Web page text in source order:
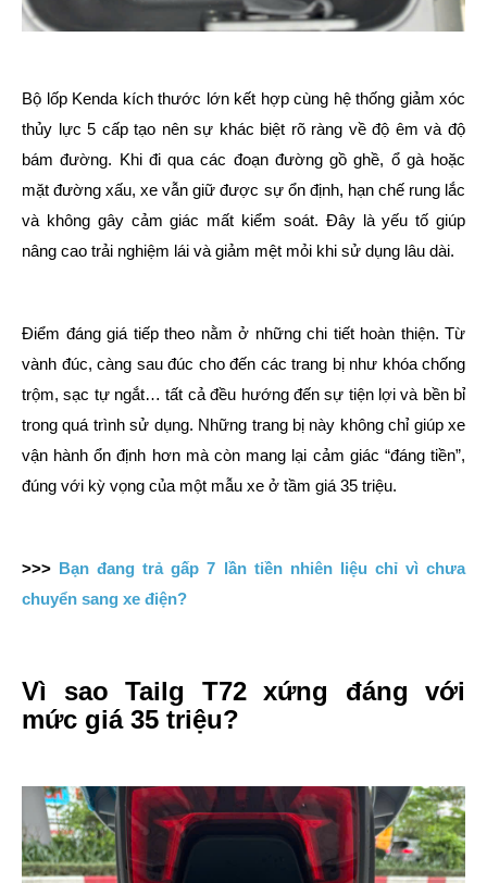
Bộ lốp Kenda kích thước lớn kết hợp cùng hệ thống giảm xóc
thủy lực 5 cấp tạo nên sự khác biệt rõ ràng về độ êm và độ
bám đường. Khi đi qua các đoạn đường gồ ghề, ổ gà hoặc
mặt đường xấu, xe vẫn giữ được sự ổn định, hạn chế rung lắc
và không gây cảm giác mất kiểm soát. Đây là yếu tố giúp
nâng cao trải nghiệm lái và giảm mệt mỏi khi sử dụng lâu dài.
Điểm đáng giá tiếp theo nằm ở những chi tiết hoàn thiện. Từ
vành đúc, càng sau đúc cho đến các trang bị như khóa chống
trộm, sạc tự ngắt… tất cả đều hướng đến sự tiện lợi và bền bỉ
trong quá trình sử dụng. Những trang bị này không chỉ giúp xe
vận hành ổn định hơn mà còn mang lại cảm giác “đáng tiền”,
đúng với kỳ vọng của một mẫu xe ở tầm giá 35 triệu.
>>> Bạn đang trả gấp 7 lần tiền nhiên liệu chỉ vì chưa
chuyển sang xe điện?
Vì sao Tailg T72 xứng đáng với
mức giá 35 triệu?